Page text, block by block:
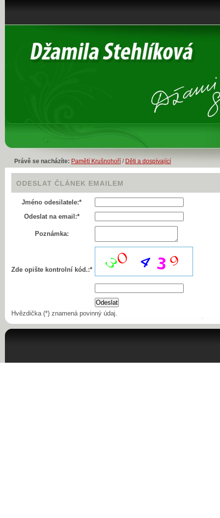
Právě se nacházíte: Pamětí Krušnohoří / Děti a dospívající
ODESLAT ČLÁNEK EMAILEM
Jméno odesilatele:*
Odeslat na email:*
Poznámka:
Zde opište kontrolní kód.:*
Hvězdička (*) znamená povinný údaj.